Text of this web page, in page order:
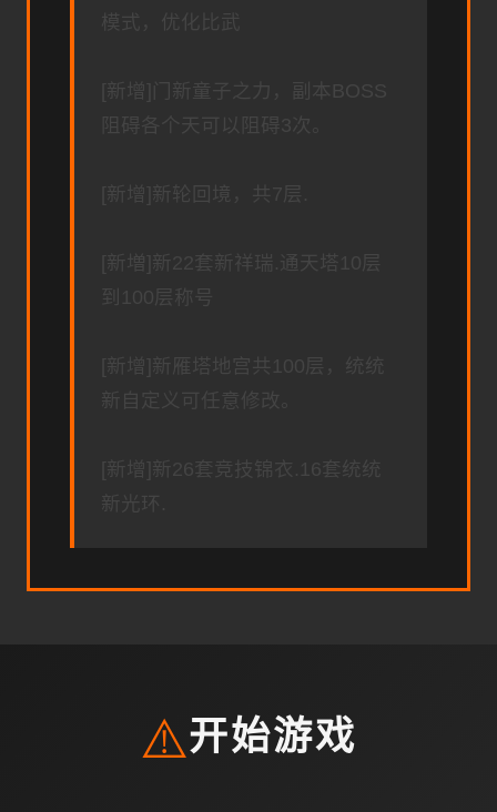
模式，优化比武
[新增]门新童子之力，副本BOSS
阻碍各个天可以阻碍3次。
[新增]新轮回境，共7层.
[新増]新22套新祥瑞.通天塔10层
到100层称号
[新增]新雁塔地宫共100层，统统
新自定义可任意修改。
[新增]新26套竞技锦衣.16套统统
新光环.
⚠️开始游戏